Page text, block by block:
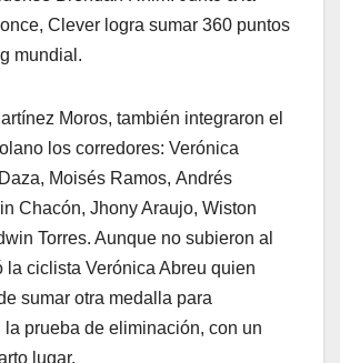
Clever logra sumar 360 puntos
mundial.
Moros, también integraron el
los corredores: Verónica
Moisés Ramos, Andrés
Chacón, Jhony Araujo, Wiston
Torres. Aunque no subieron al
la ciclista Verónica Abreu quien
sumar otra medalla para
la prueba de eliminación, con un
lugar.